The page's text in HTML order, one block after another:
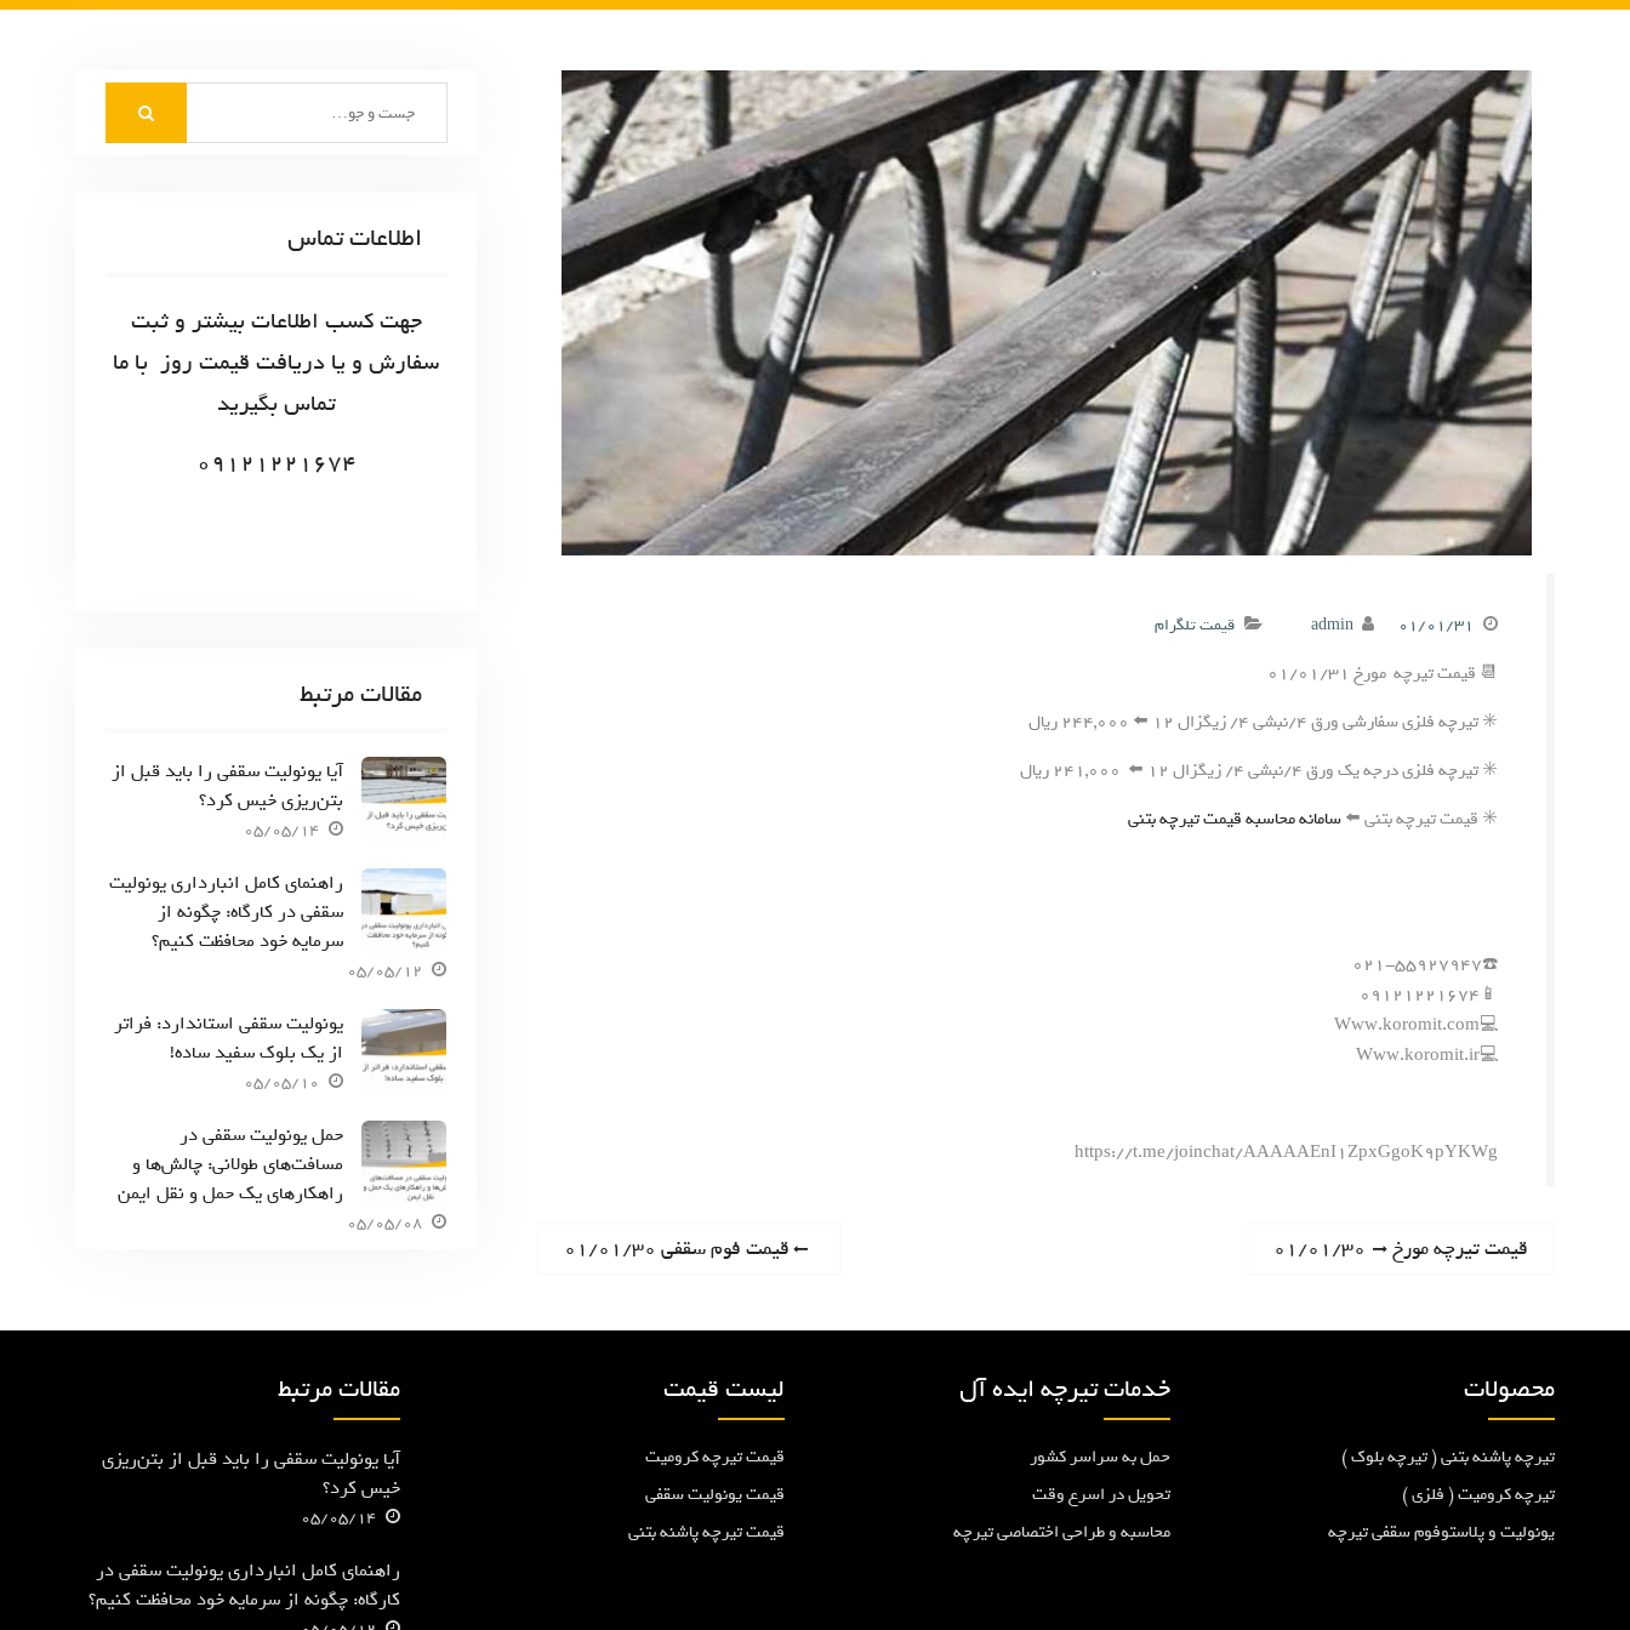
۰۱/۰۱/۳۱ admin قیمت تلگرام
📆 قیمت تیرچه مورخ ۰۱/۰۱/۳۱
✳️ تیرچه فلزی سفارشی ورق ۴/نبشی ۴/ زیگزال ۱۲ ⬅️ ۲۴۴,۰۰۰ ریال
✳️ تیرچه فلزی درجه یک ورق ۴/نبشی ۴/ زیگزال ۱۲ ⬅️ ۲۴۱,۰۰۰ ریال
✳️ قیمت تیرچه بتنی ⬅️سامانه محاسبه قیمت تیرچه بتنی
☎️۰۲۱-۵۵۹۲۷۹۴۷
📱۰۹۱۲۱۲۲۱۶۷۴
💻Www.koromit.com
💻Www.koromit.ir
https://t.me/joinchat/AAAAAEnI1ZpxGgoK9pYKWg
ه
ب
ر
P
v
o
u
s
p
o
قیمت فوم سقفی ۰۱/۰۱/۳۰
N
t
o
s
t
:
قیمت تیرچه مورخ ۰۱/۰۱/۳۰
اطلاعات تماس
جهت کسب اطلاعات بیشتر و ثبت
سفارش و یا دریافت قیمت روز با ما
تماس بگیرید
09121221674
مقالات مرتبط
آیا یونولیت سقفی را باید قبل از
بتن‌ریزی خیس کرد؟
05/05/14
راهنمای کامل انبارداری یونولیت
سقفی در کارگاه: چگونه از
سرمایه خود محافظت کنیم؟
05/05/12
یونولیت سقفی استاندارد: فراتر
از یک بلوک سفید ساده!
05/05/10
حمل یونولیت سقفی در
مسافت‌های طولانی: چالش‌ها و
راهکارهای یک حمل و نقل ایمن
05/05/08
مقالات مرتبط
آیا یونولیت سقفی را باید قبل از بتن‌ریزی
خیس کرد؟
05/05/14
راهنمای کامل انبارداری یونولیت سقفی در
کارگاه: چگونه از سرمایه خود محافظت کنیم؟
لیست قیمت
قیمت تیرچه کرومیت
قیمت یونولیت سقفی
قیمت تیرچه پاشنه بتنی
خدمات تیرچه ایده آل
حمل به سراسر کشور
تحویل در اسرع وقت
محاسبه و طراحی اختصاصی تیرچه
محصولات
تیرچه پاشنه بتنی ( تیرچه بلوک )
تیرچه کرومیت ( فلزی )
یونولیت و پلاستوفوم سقفی تیرچه